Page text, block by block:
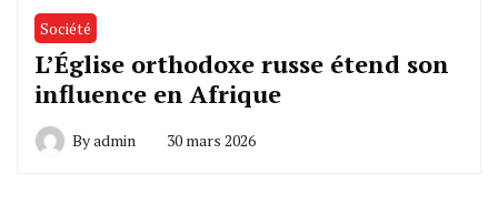
Société
L’Église orthodoxe russe étend son
influence en Afrique
Byadmin 30 mars 2026